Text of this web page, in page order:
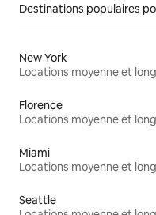
Destinations populaires
New York
Florence
Miami
Seattle